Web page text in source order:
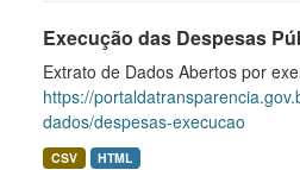
Execução das Despesas
Extrato de Dados Abertos por
https://
dados/despesas-execucao
CSV HTML